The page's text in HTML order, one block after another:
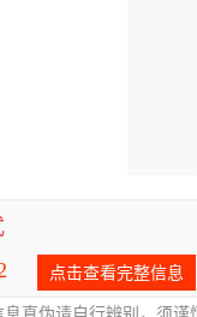
点击查看完整信息